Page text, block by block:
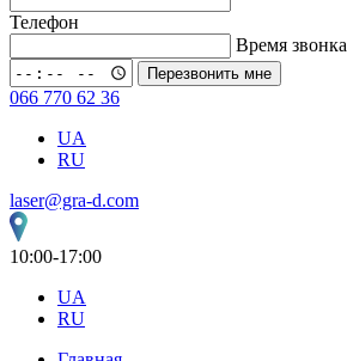
Телефон
Время звонка
Перезвонить мне
066 770 62 36
UA
RU
laser@gra-d.com
10:00-17:00
UA
RU